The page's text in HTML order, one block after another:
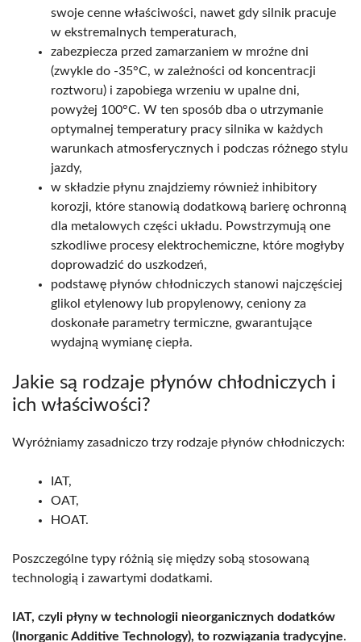
swoje cenne właściwości, nawet gdy silnik pracuje
w ekstremalnych temperaturach,
zabezpiecza przed zamarzaniem w mroźne dni
(zwykle do -35°C, w zależności od koncentracji
roztworu) i zapobiega wrzeniu w upalne dni,
powyżej 100°C. W ten sposób dba o utrzymanie
optymalnej temperatury pracy silnika w każdych
warunkach atmosferycznych i podczas różnego stylu
jazdy,
w składzie płynu znajdziemy również inhibitory
korozji, które stanowią dodatkową barierę ochronną
dla metalowych części układu. Powstrzymują one
szkodliwe procesy elektrochemiczne, które mogłyby
doprowadzić do uszkodzeń,
podstawę płynów chłodniczych stanowi najczęściej
glikol etylenowy lub propylenowy, ceniony za
doskonałe parametry termiczne, gwarantujące
wydajną wymianę ciepła.
Jakie są rodzaje płynów chłodniczych i
ich właściwości?
Wyróżniamy zasadniczo trzy rodzaje płynów chłodniczych:
IAT,
OAT,
HOAT.
Poszczególne typy różnią się między sobą stosowaną
technologią i zawartymi dodatkami.
IAT, czyli płyny w technologii nieorganicznych dodatków
(Inorganic Additive Technology), to rozwiązania tradycyjne.